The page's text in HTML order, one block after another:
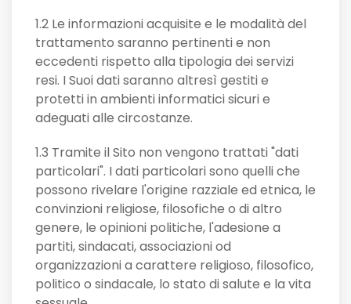
1.2 Le informazioni acquisite e le modalità del
trattamento saranno pertinenti e non
eccedenti rispetto alla tipologia dei servizi
resi. I Suoi dati saranno altresì gestiti e
protetti in ambienti informatici sicuri e
adeguati alle circostanze.
1.3 Tramite il Sito non vengono trattati "dati
particolari". I dati particolari sono quelli che
possono rivelare l'origine razziale ed etnica, le
convinzioni religiose, filosofiche o di altro
genere, le opinioni politiche, l'adesione a
partiti, sindacati, associazioni od
organizzazioni a carattere religioso, filosofico,
politico o sindacale, lo stato di salute e la vita